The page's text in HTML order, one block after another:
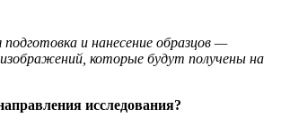
и нанесение образцов —
которые будут получены на
исследования?